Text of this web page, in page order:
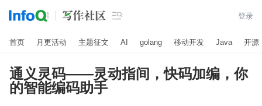
 登录
首页 月更活动 主题征文 AI golang 移动开发 Java 开源
通义灵码——灵动指间，快码加编，你
的智能编码助手